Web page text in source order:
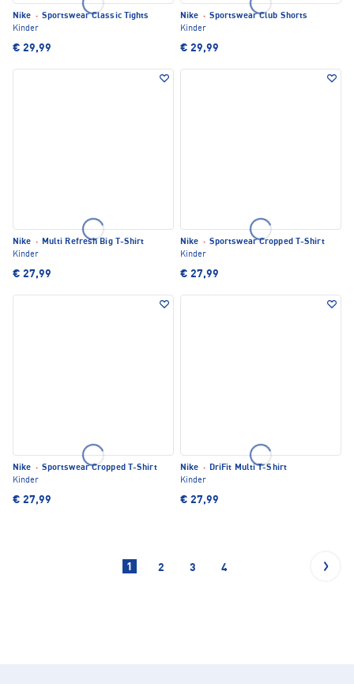
Nike · Sportswear Classic Tights
Kinder
€ 29,99
Nike · Sportswear Club Shorts
Kinder
€ 29,99
Nike · Multi Refresh Big T-Shirt
Kinder
€ 27,99
Nike · Sportswear Cropped T-Shirt
Kinder
€ 27,99
Nike · Sportswear Cropped T-Shirt
Kinder
€ 27,99
Nike · DriFit Multi T-Shirt
Kinder
€ 27,99
1 2 3 4